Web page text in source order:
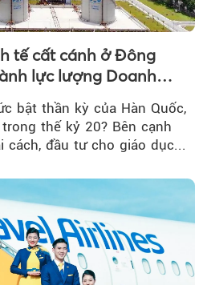
tế cất cánh ở Đông
lực lượng Doanh
bật thần kỳ của Hàn Quốc,
thế kỷ 20? Bên cạnh
cách, đầu tư cho giáo dục...